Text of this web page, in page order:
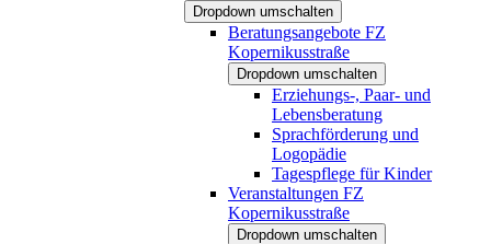
Dropdown umschalten
Beratungsangebote FZ
Kopernikusstraße
Dropdown umschalten
Erziehungs-, Paar- und
Lebensberatung
Sprachförderung und
Logopädie
Tagespflege für Kinder
Veranstaltungen FZ
Kopernikusstraße
Dropdown umschalten